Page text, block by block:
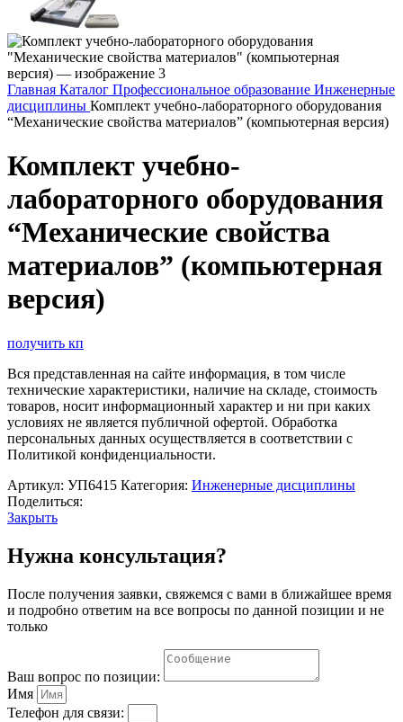
Главная Каталог Профессиональное образование Инженерные
дисциплины Комплект учебно-лабораторного оборудования
“Механические свойства материалов” (компьютерная версия)
Комплект учебно-
лабораторного оборудования
“Механические свойства
материалов” (компьютерная
версия)
получить кп
Вся представленная на сайте информация, в том числе
технические характеристики, наличие на складе, стоимость
товаров, носит информационный характер и ни при каких
условиях не является публичной офертой. Обработка
персональных данных осуществляется в соответствии с
Политикой конфиденциальности.
Артикул: УП6415 Категория: Инженерные дисциплины
Поделиться:
Закрыть
Нужна консультация?
После получения заявки, свяжемся с вами в ближайшее время
и подробно ответим на все вопросы по данной позиции и не
только
Ваш вопрос по позиции:
Имя
Телефон для связи: